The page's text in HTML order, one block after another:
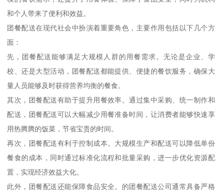
和个人带来了便利和效益。
团餐配送在现代社会中扮演着重要角色，主要作用包括以下几个方
面：
先，团餐配送能够满足大规模人群的用餐需求。无论是企业、学
校、还是大型活动，团餐配送都能提供、便捷的餐饮服务，确保大
量人员能够及时获得营养均衡的餐食。
其次，团餐配送有助于提升用餐效率。通过集中采购、统一制作和
配送，团餐配送可以大幅减少用餐准备时间，让消费者能够快速享
用热腾腾的饭菜，节省宝贵的时间。
再次，团餐配送有利于控制成本。大规模生产和配送可以降低单份
餐食的成本，同时通过标准化流程和批量采购，进一步优化资源配
置，实现经济效益大化。
此外，团餐配送还能保障食品安全。的团餐配送公司通常具备严格